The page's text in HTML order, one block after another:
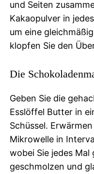
und Seiten
Kakaopulver in
um eine
klopfen Sie den
Die
Geben Sie die
Esslöffel Butter in
Schüssel.
Mikrowelle in
wobei Sie jedes Mal
geschmolzen und